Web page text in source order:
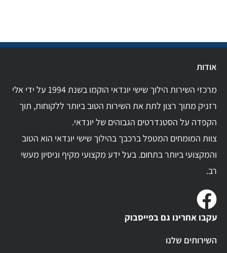
אודות
מרכזי השירות הילוך שישי יונדאי הוקמו בשנת 1994 על ידי אלי
רזניק מתוך רצון לתת את השירות הטוב ביותר ללקוחות, תוך
הקפדה על הסטנדרטים הגבוהים של יונדאי.
צוות המומחים המטפל ברכבך בהילוך שישי יונדאי הוא הטוב
והמקצועי ביותר בתחום. בעל ידע מקצועי מקיף וניסיון מעשי
רב.
עקבו אחרינו גם בפייסבוק
השירותים שלנו